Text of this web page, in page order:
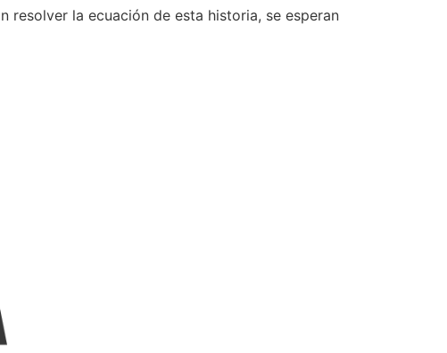
resolver la ecuación de esta historia, se esperan